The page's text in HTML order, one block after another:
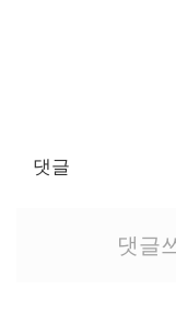
댓글
댓글